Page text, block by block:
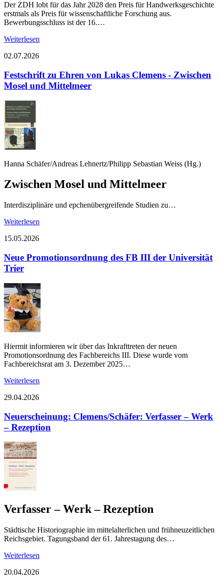
Der ZDH lobt für das Jahr 2028 den Preis für Handwerksgeschichte
erstmals als Preis für wissenschaftliche Forschung aus.
Bewerbungsschluss ist der 16.…
Weiterlesen
02.07.2026
Festschrift zu Ehren von Lukas Clemens - Zwischen
Mosel und Mittelmeer
Hanna Schäfer/Andreas Lehnertz/Philipp Sebastian Weiss (Hg.)
Zwischen Mosel und Mittelmeer
Interdisziplinäre und epchenübergreifende Studien zu…
Weiterlesen
15.05.2026
Neue Promotionsordnung des FB III der Universität
Trier
Hiermit informieren wir über das Inkrafttreten der neuen
Promotionsordnung des Fachbereichs III. Diese wurde vom
Fachbereichsrat am 3. Dezember 2025…
Weiterlesen
29.04.2026
Neuerscheinung: Clemens/Schäfer: Verfasser – Werk
– Rezeption
Verfasser – Werk – Rezeption
Städtische Historiographie im mittelalterlichen und frühneuzeitlichen
Reichsgebiet. Tagungsband der 61. Jahrestagung des…
Weiterlesen
20.04.2026